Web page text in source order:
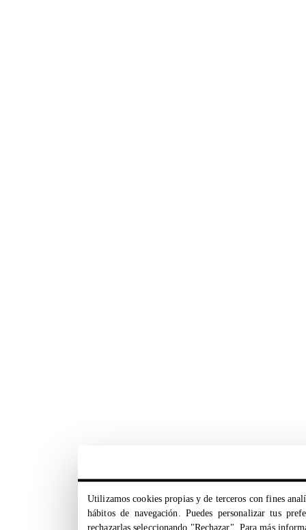
Utilizamos cookies propias y de terceros con fines
hábitos de navegación. Puedes personalizar tus
rechazarlas seleccionando "Rechazar". Para más